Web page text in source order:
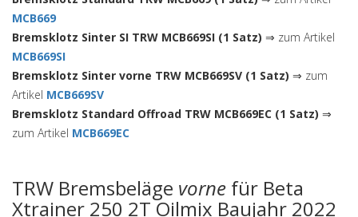
MCB669
Bremsklotz Sinter SI TRW MCB669SI (1 Satz) ⇒ zum Artikel
MCB669SI
Bremsklotz Sinter vorne TRW MCB669SV (1 Satz) ⇒ zum
Artikel MCB669SV
Bremsklotz Standard Offroad TRW MCB669EC (1 Satz) ⇒
zum Artikel MCB669EC
TRW Bremsbeläge vorne für Beta
Xtrainer 250 2T Oilmix Baujahr 2022